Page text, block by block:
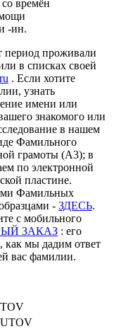
времён
-ин.
период проживали
в списках своей
. Если хотите
узнать
имени или
знакомого или
в нашем
Фамильного
грамоты (А3); в
по электронной
пластине.
Фамильных
- ЗДЕСЬ.
с мобильного
ЗАКАЗ : его
как мы дадим ответ
вас фамилии.